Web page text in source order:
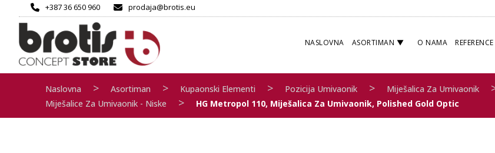
+387 36 650 960 prodaja@brotis.eu
NASLOVNA ASORTIMAN O NAMA REFERENCE
Naslovna > Asortiman > Kupaonski Elementi > Pozicija Umivaonik > Miješalica Za Umivaonik
Miješalice Za Umivaonik - Niske > HG Metropol 110, Miješalica Za Umivaonik, Polished Gold Optic